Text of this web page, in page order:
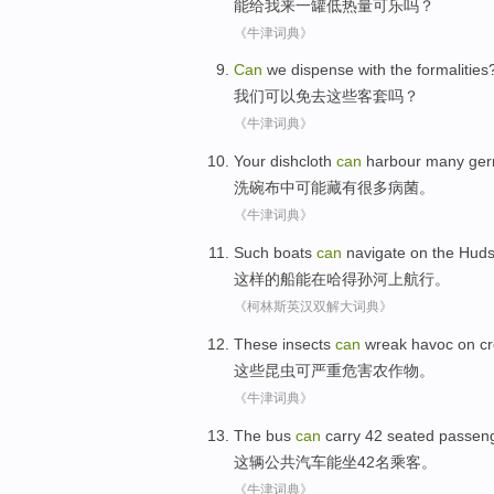
能给我来一罐低热量可乐吗？
《牛津词典》
Can we dispense with the formalities
我们可以免去这些客套吗？
《牛津词典》
Your dishcloth can harbour many
洗碗布中可能藏有很多病菌。
《牛津词典》
Such boats can navigate on the
这样的船能在哈得孙河上航行。
《柯林斯英汉双解大词典》
These insects can wreak havoc on
这些昆虫可严重危害农作物。
《牛津词典》
The bus can carry 42 seated
这辆公共汽车能坐42名乘客。
《牛津词典》